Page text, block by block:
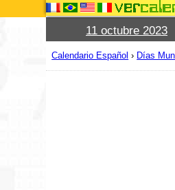
11 octubre 2023
Calendario Español › Días